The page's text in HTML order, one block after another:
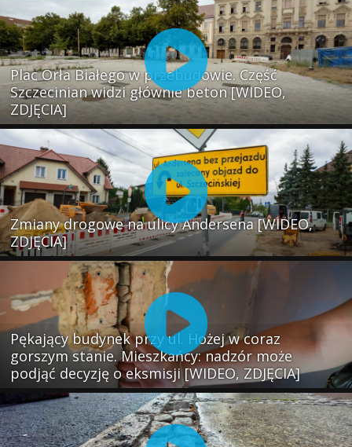
Plac Orła Białego w przebudowie. Część
Szczecinian widzi głównie beton [WIDEO,
ZDJĘCIA]
Zmiany drogowe na ulicy Andersena [WIDEO,
ZDJĘCIA]
Pękający budynek przy ul. Hożej w coraz
gorszym stanie. Mieszkańcy: nadzór może
podjąć decyzję o eksmisji [WIDEO, ZDJĘCIA]